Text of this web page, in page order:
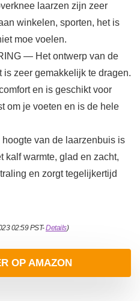
laarzen zijn zeer
winkelen, sporten, het is
moe voelen.
— Het ontwerp van de
zeer gemakkelijk te dragen.
en is geschikt voor
om je voeten en is de hele
van de laarzenbuis is
kalf warmte, glad en zacht,
en zorgt tegelijkertijd
02:59 PST-Details)
OP AMAZON